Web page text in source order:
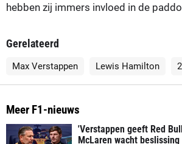
hebben zij immers invloed in de
Gerelateerd
Max Verstappen Lewis Hamilton
Meer F1-nieuws
'Verstappen geeft Red
McLaren wacht